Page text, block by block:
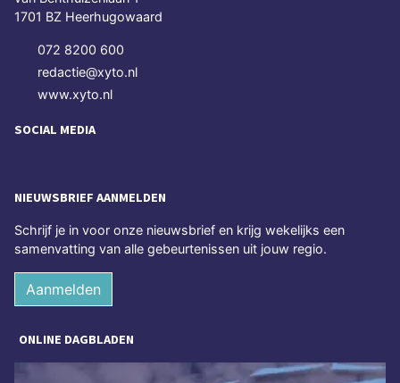
1701 BZ Heerhugowaard
072 8200 600
redactie@xyto.nl
www.xyto.nl
SOCIAL MEDIA
NIEUWSBRIEF AANMELDEN
Schrijf je in voor onze nieuwsbrief en krijg wekelijks een
samenvatting van alle gebeurtenissen uit jouw regio.
Aanmelden
ONLINE DAGBLADEN